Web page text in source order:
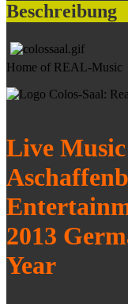
Beschreibung
Home of REAL-Music
Live
2013
Year